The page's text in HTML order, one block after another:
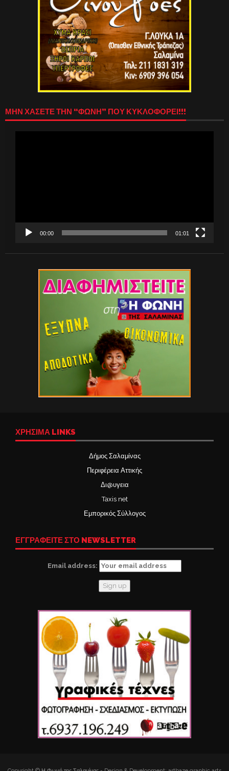
ΜΗΝ ΧΑΣΕΤΕ ΤΗΝ “ΦΩΝΗ” ΠΟΥ ΚΥΚΛΟΦΟΡΕΙ!!!
00:00 01:01
ΧΡΉΣΙΜΑ LINKS
Δήμος Σαλαμίνας
Περιφέρεια Αττικής
Δι@υγεια
Taxis net
Εμπορικός Σύλλογος
ΕΓΓΡΑΦΕΙΤΕ ΣΤΟ NEWSLETTER
Email address: